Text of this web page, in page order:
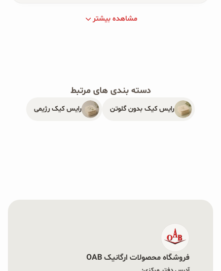
جایگزین سالم‌تری برای تنقلات پرنمک و پرچربی مضر
محصولات صبحانه و ميان وعدهسالم، خوشمزه و
كم‌كالری به شمار می‌روند. به جز رایس کیک چند غله که از
می‌گردند تا تازگی محصول حفظ شوند.
مشاهده بیشتر
دسته بندی های مرتبط
رایس کیک بدون گلوتن رایس کیک رژیمی
فروشگاه محصولات ارگانیک OAB